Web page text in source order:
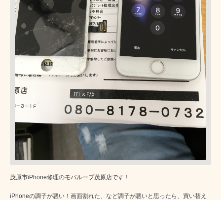
茂原市iPhone修理のモバループ茂原店です！
iPhoneの調子が悪い！画面割れた、など調子が悪いと思ったら、買い替え